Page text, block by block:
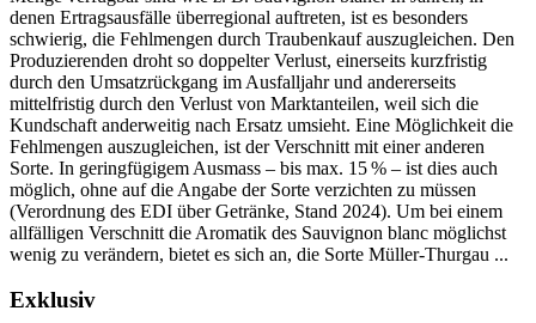
denen Ertragsausfälle überregional auftreten, ist es besonders
schwierig, die Fehlmengen durch Traubenkauf auszugleichen. Den
Produzierenden droht so doppelter Verlust, einerseits kurzfristig
durch den Umsatzrückgang im Ausfalljahr und andererseits
mittelfristig durch den Verlust von Marktanteilen, weil sich die
Kundschaft anderweitig nach Ersatz umsieht. Eine Möglichkeit die
Fehlmengen auszugleichen, ist der Verschnitt mit einer anderen
Sorte. In geringfügigem Ausmass – bis max. 15 % – ist dies auch
möglich, ohne auf die Angabe der Sorte verzichten zu müssen
(Verordnung des EDI über Getränke, Stand 2024). Um bei einem
allfälligen Verschnitt die Aromatik des Sauvignon blanc möglichst
wenig zu verändern, bietet es sich an, die Sorte Müller-Thurgau ...
Exklusiv